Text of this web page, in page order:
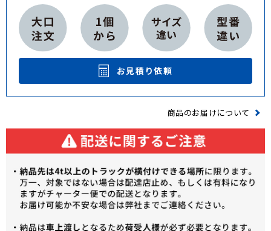
お見積り依頼
商品のお届けについて